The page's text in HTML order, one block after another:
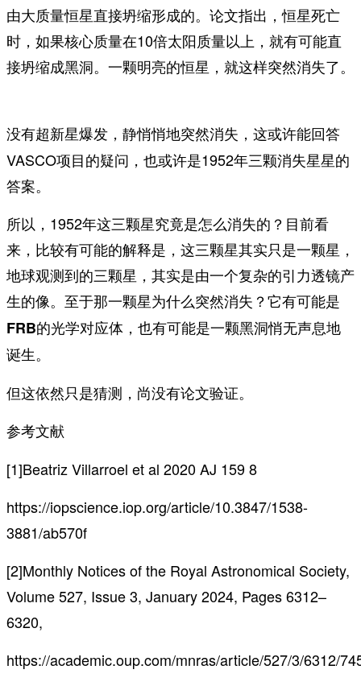
由大质量恒星直接坍缩形成的。论文指出，恒星死亡
时，如果核心质量在10倍太阳质量以上，就有可能直
接坍缩成黑洞。一颗明亮的恒星，就这样突然消失了。
没有超新星爆发，静悄悄地突然消失 ，这或许能回答
VASCO项目的疑问，也或许是1952年三颗消失星星的
答案。
所以，1952年这三颗星究竟是怎么消失的？目前看
来，比较有可能的解释是，这三颗星其实只是一颗星，
地球观测到的三颗星，其实是由一个复杂的引力透镜产
生的像。至于那一颗星为什么突然消失？它有可能是
FRB的光学对应体，也有可能是一颗黑洞悄无声息地
诞生。
但这依然只是猜测，尚没有论文验证。
参考文献
[1]Beatriz Villarroel et al 2020 AJ 159 8
https://iopscience.iop.org/article/10.3847/1538-
3881/ab570f
[2]Monthly Notices of the Royal Astronomical Society,
Volume 527, Issue 3, January 2024, Pages 6312–
6320,
https://academic.oup.com/mnras/article/527/3/6312/